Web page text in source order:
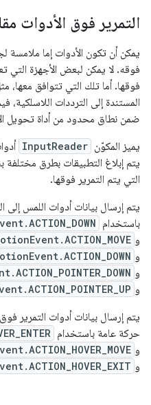
التمرير فوق الأدوات
يمكن أن تكون الأدوات إما
فوقه. لا يمكن لبعض الأجهزة التي
فوقها. أما تلك التي تتوافق معها،
المستندة إلى الترددات اللاسلكية،
ضمن نطاق محدود من أداة تحويل
يميز المكوّن InputReader
يتم إبلاغ التطبيقات بطرق مختلفة
التي يتم التمرير فوقها.
يتم إرسال بيانات أدوات اللمس
باستخدام
و
و
و
و
يتم إرسال بيانات أدوات التمرير
حركة عامة باستخدام
و
و